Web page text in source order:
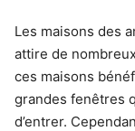
Les maisons des
attire de
ces maisons
grandes fenêtres
d’entrer.